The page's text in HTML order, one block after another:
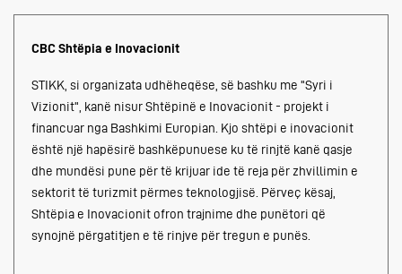
CBC Shtëpia e Inovacionit
STIKK, si organizata udhëheqëse, së bashku me "Syri i
Vizionit", kanë nisur Shtëpinë e Inovacionit - projekt i
financuar nga Bashkimi Europian. Kjo shtëpi e inovacionit
është një hapësirë bashkëpunuese ku të rinjtë kanë qasje
dhe mundësi pune për të krijuar ide të reja për zhvillimin e
sektorit të turizmit përmes teknologjisë. Përveç kësaj,
Shtëpia e Inovacionit ofron trajnime dhe punëtori që
synojnë përgatitjen e të rinjve për tregun e punës.